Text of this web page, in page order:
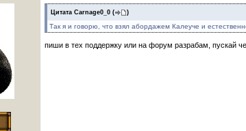
Цитата Carnage0_0 ( )
Так я и говорю, что взял абордажем Калеуче и
пиши в тех поддержку или на форум разрабам, пускай